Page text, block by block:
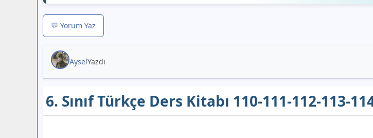
💬 Yorum Yaz
AyselYazdı
6. Sınıf Türkçe Ders Kitabı 110-111-112-113-